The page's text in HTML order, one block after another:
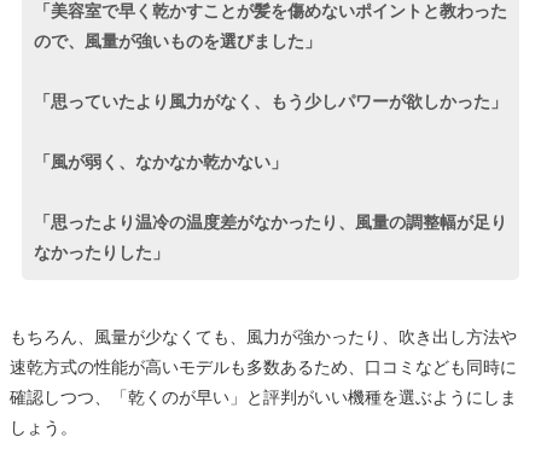
「美容室で早く乾かすことが髪を傷めないポイントと教わった
ので、風量が強いものを選びました」
「思っていたより風力がなく、もう少しパワーが欲しかった」
「風が弱く、なかなか乾かない」
「思ったより温冷の温度差がなかったり、風量の調整幅が足り
なかったりした」
もちろん、風量が少なくても、風力が強かったり、吹き出し方法や
速乾方式の性能が高いモデルも多数あるため、口コミなども同時に
確認しつつ、「乾くのが早い」と評判がいい機種を選ぶようにしま
しょう。